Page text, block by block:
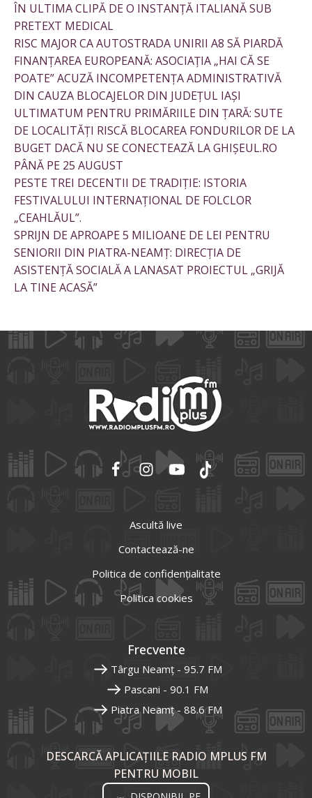
ÎN ULTIMA CLIPĂ DE O INSTANȚĂ ITALIANĂ SUB
PRETEXT MEDICAL
RISC MAJOR CA AUTOSTRADA UNIRII A8 SĂ PIARDĂ
FINANȚAREA EUROPEANĂ: ASOCIAȚIA „HAI CĂ SE
POATE” ACUZĂ INCOMPETENȚA ADMINISTRATIVĂ
DIN CAUZA BLOCAJELOR DIN JUDEȚUL IAȘI
ULTIMATUM PENTRU PRIMĂRIILE DIN ȚARĂ: SUTE
DE LOCALITĂȚI RISCĂ BLOCAREA FONDURILOR DE LA
BUGET DACĂ NU SE CONECTEAZĂ LA GHIȘEUL.RO
PÂNĂ PE 25 AUGUST
PESTE TREI DECENTII DE TRADIȚIE: ISTORIA
FESTIVALULUI INTERNAȚIONAL DE FOLCLOR
„CEAHLĂUL”.
SPRIJN DE APROAPE 5 MILIOANE DE LEI PENTRU
SENIORII DIN PIATRA-NEAMȚ: DIRECȚIA DE
ASISTENȚĂ SOCIALĂ A LANASAT PROIECTUL „GRIJĂ
LA TINE ACASĂ”
Ascultă live
Contactează-ne
Politica de confidențialitate
Politica cookies
Frecvente
Târgu Neamț - 95.7 FM
Pascani - 90.1 FM
Piatra Neamț - 88.6 FM
DESCARCĂ APLICAȚIILE RADIO MPLUS FM
PENTRU MOBIL